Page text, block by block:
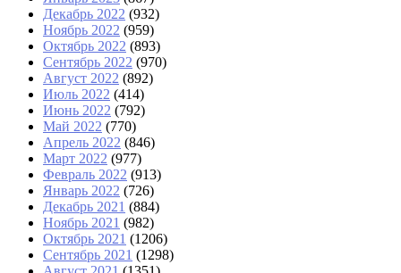
Декабрь 2022 (932)
Ноябрь 2022 (959)
Октябрь 2022 (893)
Сентябрь 2022 (970)
Август 2022 (892)
Июль 2022 (414)
Июнь 2022 (792)
Май 2022 (770)
Апрель 2022 (846)
Март 2022 (977)
Февраль 2022 (913)
Январь 2022 (726)
Декабрь 2021 (884)
Ноябрь 2021 (982)
Октябрь 2021 (1206)
Сентябрь 2021 (1298)